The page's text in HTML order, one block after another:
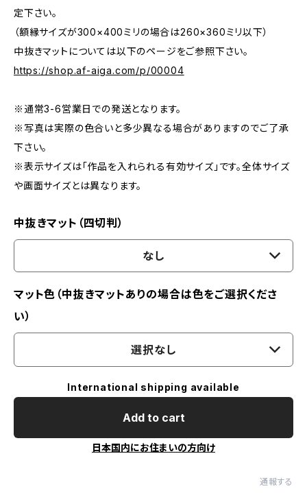
定下さい。
（額縁サイズが300×400ミリの場合は260×360ミリ以下）
中抜きマットについては以下のページをご参照下さい。
https://shop.af-aiga.com/p/00004
※通常3-6営業日での発送となります。
※写真は実際の色合いと多少異なる場合がありますのでご了承
下さい。
※表示サイズは「作品を入れられる有効サイズ」です。全体サイズ
や画面サイズとは異なります。
中抜きマット（四切判）
なし
マット色（中抜きマットありの場合は色をご選択くださ
い）
選択なし
International shipping available
Add to cart
日本国内にお住まいの方向け
通報する